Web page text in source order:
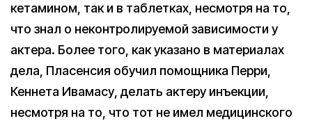
кетамином, так и в таблетках, несмотря на то,
что знал о неконтролируемой зависимости у
актера. Более того, как указано в материалах
дела, Пласенсия обучил помощника Перри,
Кеннета Ивамасу, делать актеру инъекции,
несмотря на то, что тот не имел медицинского